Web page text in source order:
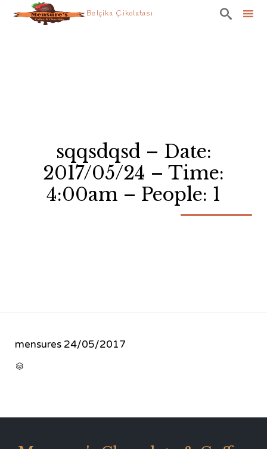
Belçika Çikolatası 
sqqsdqsd – Date:
2017/05/24 – Time:
4:00am – People: 1
mensures 24/05/2017
